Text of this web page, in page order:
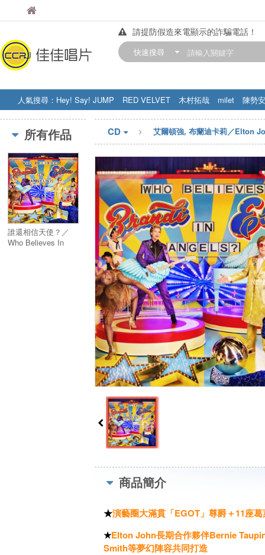
佳佳唱片
請提防假造來電顯示的詐騙電話！
【中華門市營業時間調整公告】
快速搜尋
人氣搜尋： Hey! Say! JUMP RED VELVET 木村拓哉 milet
陳勢安
STRAY KIDS
盧廣仲 周杰伦
所有作品
誰還相信天使？／
Who Believes In
CD 艾爾頓強, 布蘭迪卡莉／Elton
商品簡介
★演藝圈大滿貫「EGOT」尊爵＋11座
★Elton John長期合作夥伴Bernie
Smith等夢幻陣容共同打造